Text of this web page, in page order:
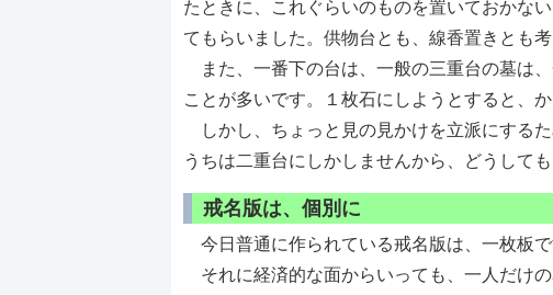
たときに、これぐらいのものを置いておかな
てもらいました。供物台とも、線香置きとも
また、一番下の台は、一般の三重台の墓は
ことが多いです。１枚石にしようとすると、
しかし、ちょっと見の見かけを立派にする
うちは二重台にしかしませんから、どうして
戒名版は、個別に
今日普通に作られている戒名版は、一枚板
それに経済的な面からいっても、一人だけ